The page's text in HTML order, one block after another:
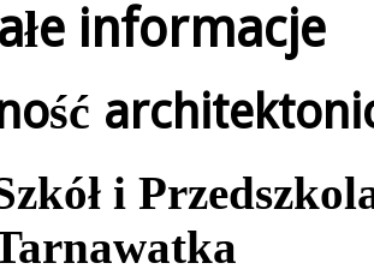
informacje
i